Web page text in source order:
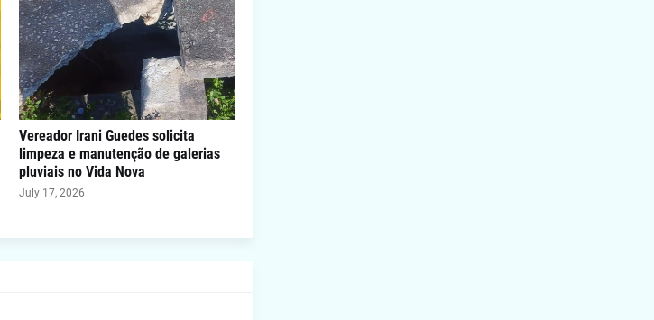
Vereador Irani Guedes solicita
limpeza e manutenção de galerias
pluviais no Vida Nova
July 17, 2026